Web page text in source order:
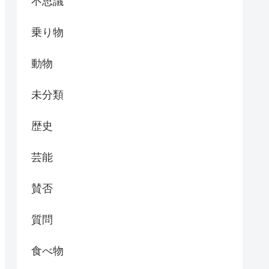
乗り物
動物
未分類
歴史
芸能
賛否
質問
食べ物